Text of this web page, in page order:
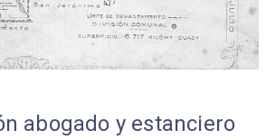
abogado y estanciero